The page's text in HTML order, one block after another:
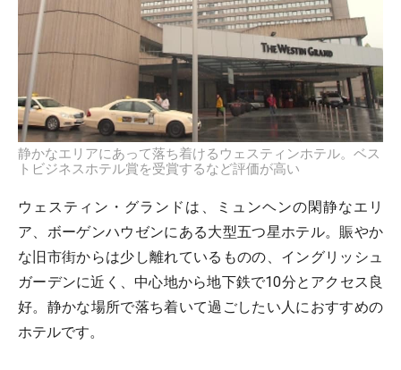
静かなエリアにあって落ち着けるウェスティンホテル。ベス
トビジネスホテル賞を受賞するなど評価が高い
ウェスティン・グランドは、ミュンヘンの閑静なエリ
ア、ボーゲンハウゼンにある大型五つ星ホテル。賑やか
な旧市街からは少し離れているものの、イングリッシュ
ガーデンに近く、中心地から地下鉄で10分とアクセス良
好。静かな場所で落ち着いて過ごしたい人におすすめの
ホテルです。